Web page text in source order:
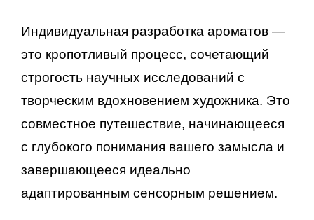
Индивидуальная разработка ароматов —
это кропотливый процесс, сочетающий
строгость научных исследований с
творческим вдохновением художника. Это
совместное путешествие, начинающееся
с глубокого понимания вашего замысла и
завершающееся идеально
адаптированным сенсорным решением.